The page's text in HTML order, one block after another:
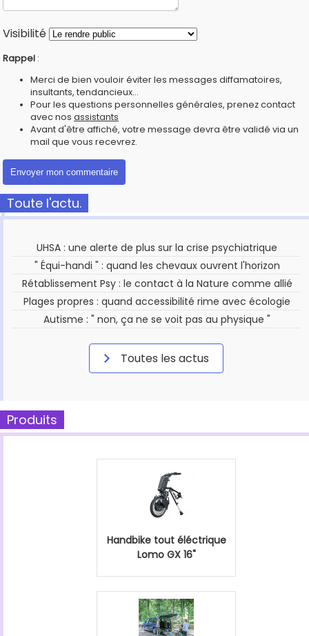
Visibilité
Rappel :
Merci de bien vouloir éviter les messages diffamatoires,
insultants, tendancieux...
Pour les questions personnelles générales, prenez contact
avec nos assistants
Avant d'être affiché, votre message devra être validé via un
mail que vous recevrez.
Toute l'actu.
UHSA : une alerte de plus sur la crise psychiatrique
" Équi-handi " : quand les chevaux ouvrent l'horizon
Rétablissement Psy : le contact à la Nature comme allié
Plages propres : quand accessibilité rime avec écologie
Autisme : " non, ça ne se voit pas au physique "
Toutes les actus
Produits
Handbike tout éléctrique
Lomo GX 16"